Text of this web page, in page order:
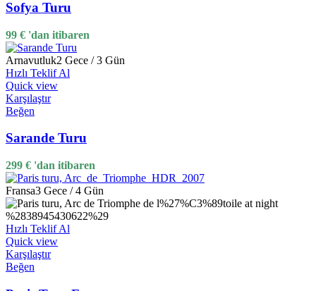
Sofya Turu
99 € 'dan itibaren
Arnavutluk2 Gece / 3 Gün
Hızlı Teklif Al
Quick view
Karşılaştır
Beğen
Sarande Turu
299 € 'dan itibaren
Fransa3 Gece / 4 Gün
Hızlı Teklif Al
Quick view
Karşılaştır
Beğen